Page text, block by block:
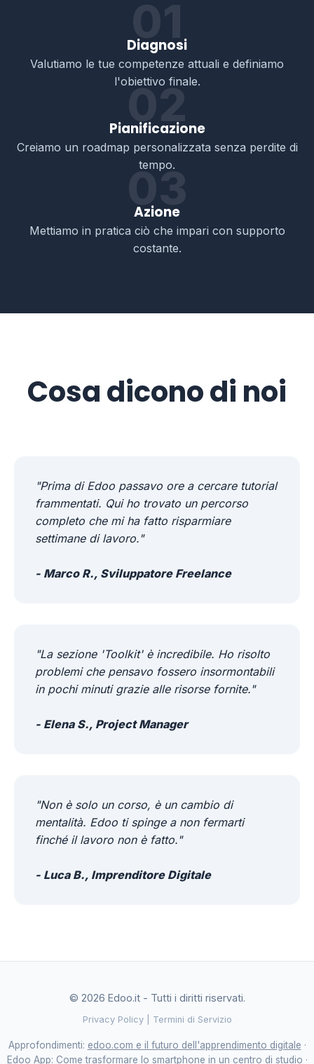
Diagnosi
Valutiamo le tue competenze attuali e definiamo
l'obiettivo finale.
Pianificazione
Creiamo un roadmap personalizzata senza perdite di
tempo.
03
Azione
Mettiamo in pratica ciò che impari con supporto
costante.
Cosa dicono di noi
"Prima di Edoo passavo ore a cercare tutorial
frammentati. Qui ho trovato un percorso
completo che mi ha fatto risparmiare
settimane di lavoro."
- Marco R., Sviluppatore Freelance
"La sezione 'Toolkit' è incredibile. Ho risolto
problemi che pensavo fossero insormontabili
in pochi minuti grazie alle risorse fornite."
- Elena S., Project Manager
"Non è solo un corso, è un cambio di
mentalità. Edoo ti spinge a non fermarti
finché il lavoro non è fatto."
- Luca B., Imprenditore Digitale
© 2026 Edoo.it - Tutti i diritti riservati.
Privacy Policy | Termini di Servizio
Approfondimenti: edoo.com e il futuro dell'apprendimento digitale ·
Edoo App: Come trasformare lo smartphone in un centro di studio ·